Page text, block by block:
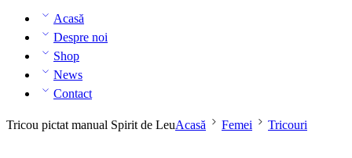
Acasă
Despre noi
Shop
News
Contact
Tricou pictat manual Spirit de LeuAcasă Femei Tricouri